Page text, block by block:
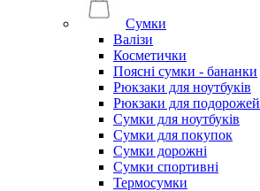
Сумки
Валізи
Косметички
Поясні сумки - бананки
Рюкзаки для ноутбуків
Рюкзаки для подорожей
Сумки для ноутбуків
Сумки для покупок
Сумки дорожні
Сумки спортивні
Термосумки